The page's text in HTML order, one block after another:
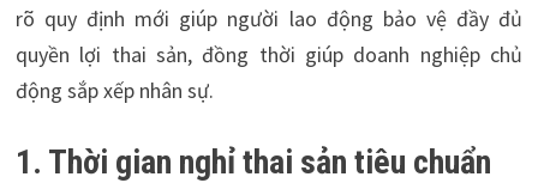
rõ quy định mới giúp người lao động bảo vệ đầy đủ
quyền lợi thai sản, đồng thời giúp doanh nghiệp chủ
động sắp xếp nhân sự.
1. Thời gian nghỉ thai sản tiêu chuẩn